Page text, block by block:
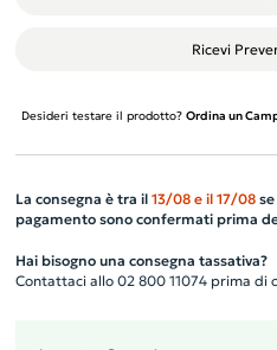
Ricevi
Desideri testare il prodotto? Ordina un
La consegna è tra il 13/08 e il 17/08se
pagamento sono confermati prima
Hai bisogno una consegna tassativa?
Contattaci allo 02 800 11074 prima di